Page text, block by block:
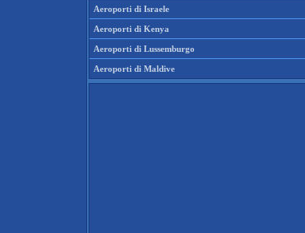
Aeroporti di Israele
Aeroporti di Kenya
Aeroporti di Lussemburgo
Aeroporti di Maldive